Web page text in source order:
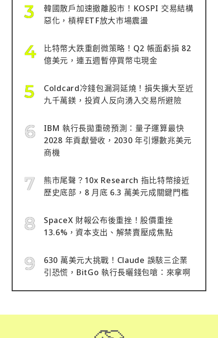
韓國散戶加速撤離股市！KOSPI 交易結構
惡化，槓桿ETF放大市場震盪
比特幣大跌重創微策略！Q2 帳面虧損 82
億美元，連五週暫停買幣屯現金
Coldcard冷錢包漏洞延燒！損失擴大至近
九千萬鎂，投資人反向湧入交易所避險
IBM 執行長拋重磅預測：量子運算最快
2028 年貢獻營收，2030 年引爆數兆美元
商機
熊市尾聲？10x Research 指比特幣接近
歷史底部，8 月底 6.3 萬美元成關鍵門檻
SpaceX 財報公布後重挫！股價重挫
13.6%，資本支出、解禁賣壓成焦點
630 萬美元大挑戰！Claude 誤駭三企業
引恐慌，BitGo 執行長曬錢包嗆：來拿啊